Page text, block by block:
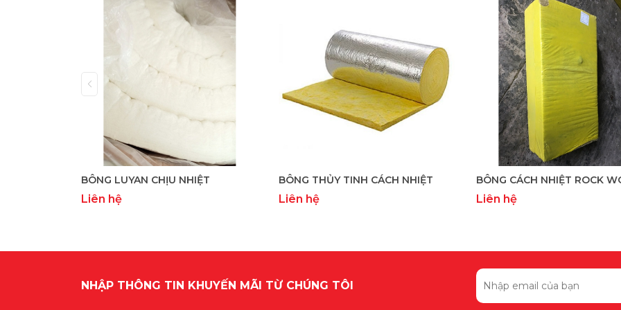
BÔNG LUYAN CHỊU NHIỆT
Liên hệ
BÔNG THỦY TINH CÁCH NHIỆT
Liên hệ
BÔNG CÁCH NHIỆT ROCK
Liên hệ
NHẬP THÔNG TIN KHUYẾN MÃI TỪ CHÚNG TÔI